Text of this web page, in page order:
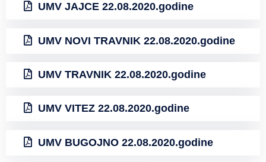
UMV JAJCE 22.08.2020.godine
UMV NOVI TRAVNIK 22.08.2020.godine
UMV TRAVNIK 22.08.2020.godine
UMV VITEZ 22.08.2020.godine
UMV BUGOJNO 22.08.2020.godine